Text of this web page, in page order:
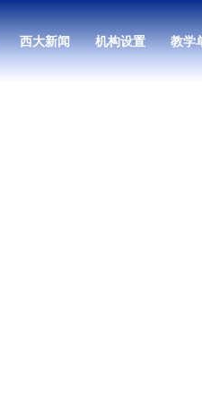
西大新闻 机构设置 教学